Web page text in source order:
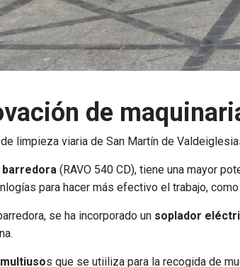
de
limpieza viaria de San Martín de
(RAVO 540 CD), tiene una mayor
para hacer más efectivo el trabajo,
se ha incorporado un soplador
s que se utiiliza para la recogida de